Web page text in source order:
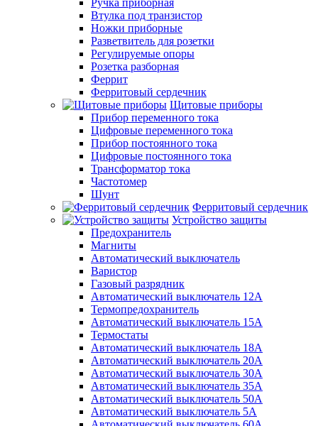
Ручка приборная
Втулка под транзистор
Ножки приборные
Разветвитель для розетки
Регулируемые опоры
Розетка разборная
Феррит
Ферритовый сердечник
Щитовые приборы
Прибор переменного тока
Цифровые переменного тока
Прибор постоянного тока
Цифровые постоянного тока
Трансформатор тока
Частотомер
Шунт
Ферритовый сердечник
Устройство защиты
Предохранитель
Магниты
Автоматический выключатель
Варистор
Газовый разрядник
Автоматический выключатель 12А
Термопредохранитель
Автоматический выключатель 15А
Термостаты
Автоматический выключатель 18А
Автоматический выключатель 20А
Автоматический выключатель 30А
Автоматический выключатель 35А
Автоматический выключатель 50А
Автоматический выключатель 5А